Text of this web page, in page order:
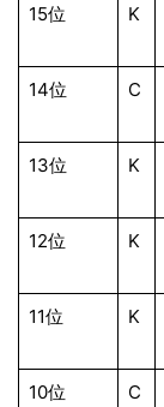
15位 K
14位 C
13位 K
12位 K
11位 K
10位 C